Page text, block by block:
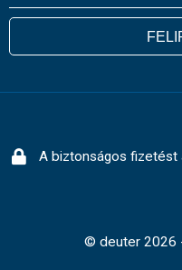
A biztonságos fizetést
© deuter 2026